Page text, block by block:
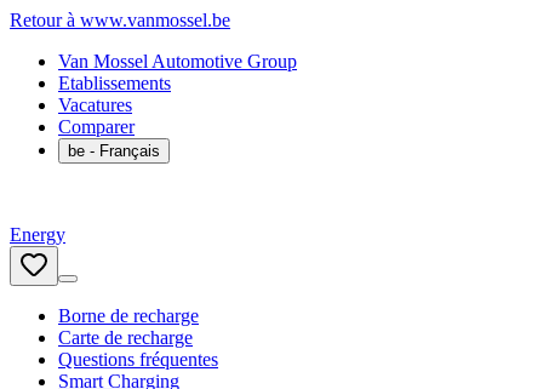
Retour à www.vanmossel.be
Van Mossel Automotive Group
Etablissements
Vacatures
Comparer
be - Français
Energy
Borne de recharge
Carte de recharge
Questions fréquentes
Smart Charging